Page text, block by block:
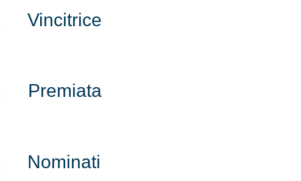
Vincitrice
Premiata
Nominati